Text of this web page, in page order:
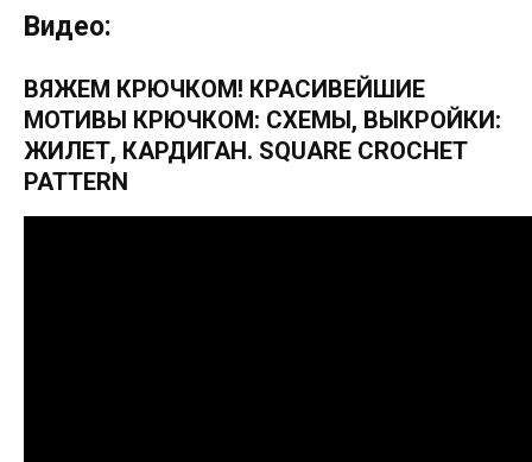
Видео:
ВЯЖЕМ КРЮЧКОМ! КРАСИВЕЙШИЕ
МОТИВЫ КРЮЧКОМ: СХЕМЫ, ВЫКРОЙКИ:
ЖИЛЕТ, КАРДИГАН. SQUARE CROCHET
PATTERN